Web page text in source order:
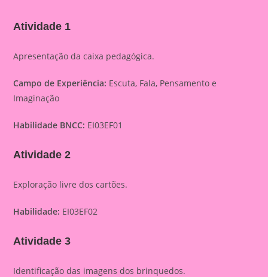
Atividade 1
Apresentação da caixa pedagógica.
Campo de Experiência: Escuta, Fala, Pensamento e
Imaginação
Habilidade BNCC: EI03EF01
Atividade 2
Exploração livre dos cartões.
Habilidade: EI03EF02
Atividade 3
Identificação das imagens dos brinquedos.